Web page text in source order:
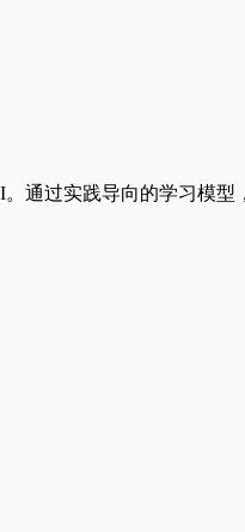
通过实践导向的学习模